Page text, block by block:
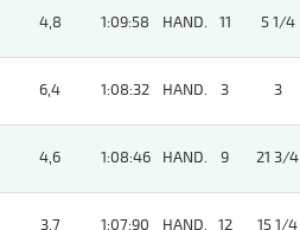
4,8 1:09:58 HAND. 11 5 1/4
6,4 1:08:32 HAND. 3 3
4,6 1:08:46 HAND. 9 21 3/4
3,7 1:07:90 HAND. 12 15 1/4